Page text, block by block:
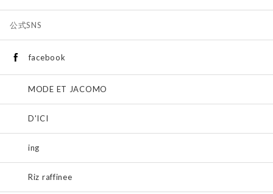
公式SNS
facebook
MODE ET JACOMO
D'ICI
ing
Riz raffinee